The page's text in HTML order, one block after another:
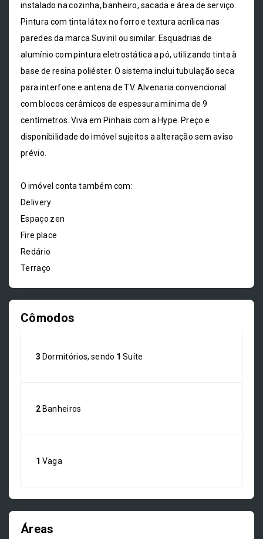
instalado na cozinha, banheiro, sacada e área de serviço.
Pintura com tinta látex no forro e textura acrílica nas
paredes da marca Suvinil ou similar. Esquadrias de
alumínio com pintura eletrostática a pó, utilizando tinta à
base de resina poliéster. O sistema inclui tubulação seca
para interfone e antena de TV. Alvenaria convencional
com blocos cerâmicos de espessura mínima de 9
centímetros. Viva em Pinhais com a Hype. Preço e
disponibilidade do imóvel sujeitos a alteração sem aviso
prévio.
O imóvel conta também com:
Delivery
Espaço zen
Fire place
Redário
Terraço
Cômodos
3 Dormitórios, sendo 1 Suíte
2 Banheiros
1 Vaga
Áreas